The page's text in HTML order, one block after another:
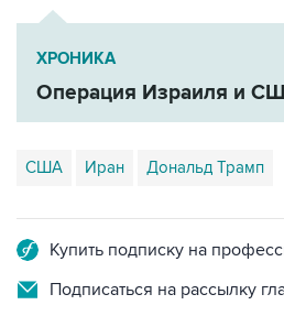
ХРОНИКА
Операция Израиля и
США Иран Дональд Трамп
Купить подписку на
Подписаться на рассылку